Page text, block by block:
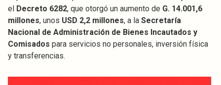
el Decreto 6282, que otorgó un aumento de G. 14.001,6
millones, unos USD 2,2 millones, a la Secretaría
Nacional de Administración de Bienes Incautados y
Comisados para servicios no personales, inversión física
y transferencias.